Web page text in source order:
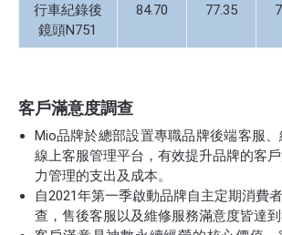
行車紀錄後
鏡頭N751
84.70 77.35
客戶滿意度調查
Mio品牌於總部設置專職品牌後端客服
線上客服管理平台，有效提升品牌的客
力管理的支出及成本。
自2021年第一季啟動品牌自主定期消費
查，售後客服以及維修服務滿意度皆達到